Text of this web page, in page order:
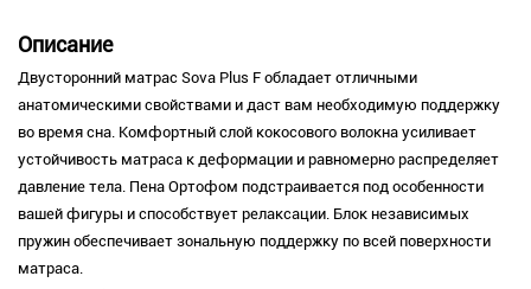
Описание
Двусторонний матрас Sova Plus F обладает отличными
анатомическими свойствами и даст вам необходимую поддержку
во время сна. Комфортный слой кокосового волокна усиливает
устойчивость матраса к деформации и равномерно распределяет
давление тела. Пена Ортофом подстраивается под особенности
вашей фигуры и способствует релаксации. Блок независимых
пружин обеспечивает зональную поддержку по всей поверхности
матраса.